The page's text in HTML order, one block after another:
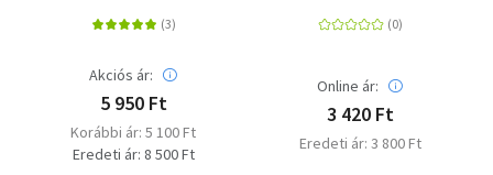
Akciós ár:
5 950 Ft
Korábbi ár: 5 100 Ft
Eredeti ár: 8 500 Ft
Online ár:
3 420 Ft
Eredeti ár: 3 800 Ft